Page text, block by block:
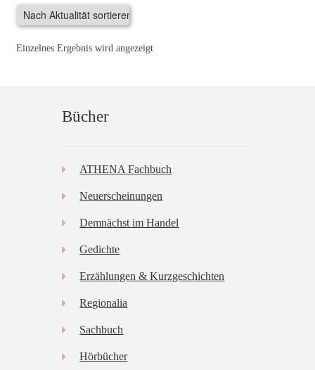
Einzelnes Ergebnis wird angezeigt
Bücher
ATHENA Fachbuch
Neuerscheinungen
Demnächst im Handel
Gedichte
Erzählungen & Kurzgeschichten
Regionalia
Sachbuch
Hörbücher